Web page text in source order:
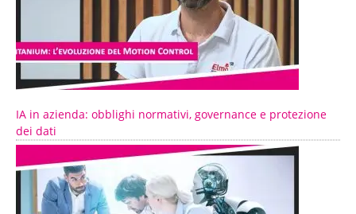
IA in azienda: obblighi normativi, governance e protezione
dei dati